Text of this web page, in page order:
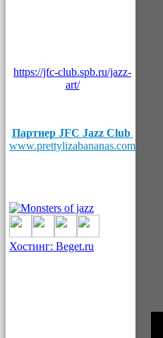
https://jfc-club.spb.ru/jazz-
art/
Партнер JFC Jazz Club
www.prettylizabananas.com
Хостинг: Beget.ru